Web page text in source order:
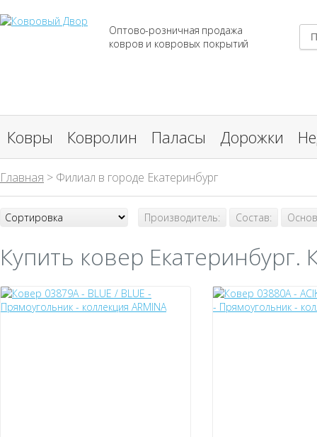
Оптово-розничная продажа
ковров и ковровых покрытий
Ковры Ковролин Паласы Дорожки
Главная > Филиал в городе Екатеринбург
Производитель: Состав:
Купить ковер Екатеринбург.